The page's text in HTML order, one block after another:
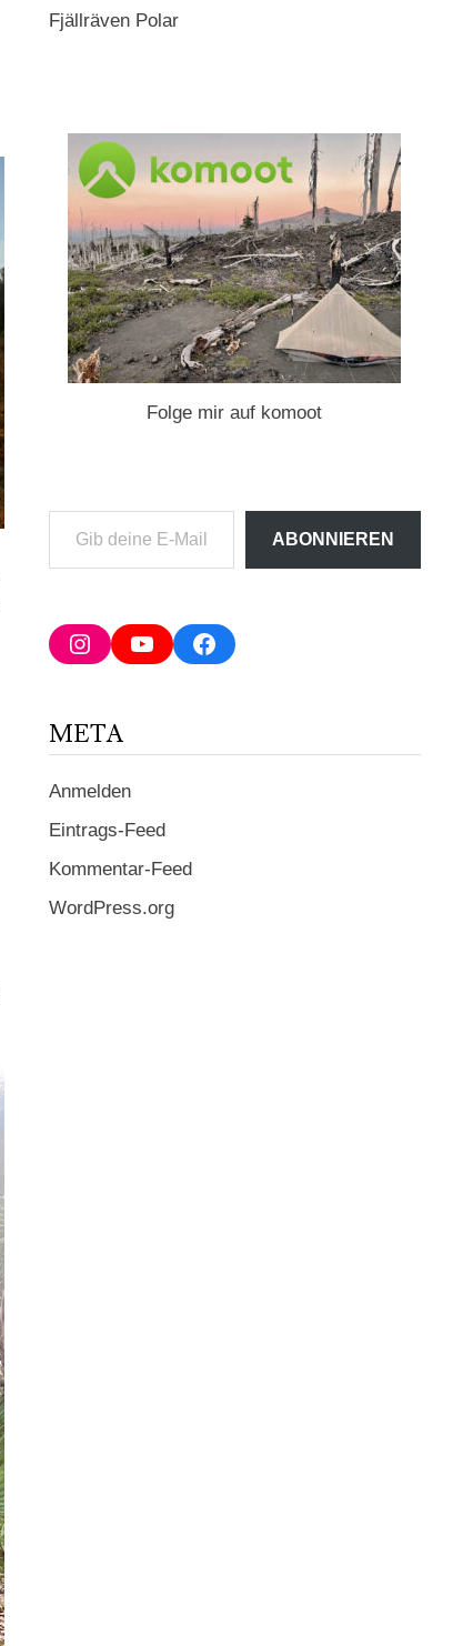
Fjällräven Polar
Folge mir auf komoot
deine
Adresse
ein ...
ABONNIEREN
InstagramYouTubeFacebook
META
Anmelden
Eintrags-Feed
Kommentar-Feed
WordPress.org